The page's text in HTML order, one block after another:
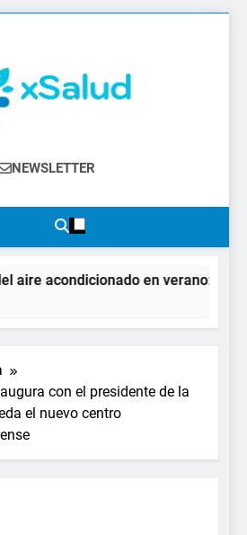
Del Sector Salud. Congresos Y
Atención Primaria,
Especialistas, Farmacia, Etc…
NEWSLETTER
aire acondicionado en verano:
con el presidente de la
el nuevo centro